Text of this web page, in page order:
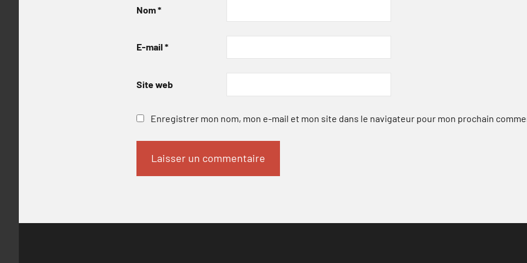
Nom*
E-mail *
Site web
Enregistrer mon nom, mon e-mail et mon site dans le navigateur pour mon prochain